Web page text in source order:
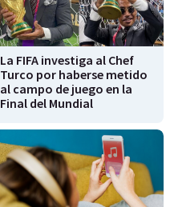
La FIFA investiga al Chef
Turco por haberse metido
al campo de juego en la
Final del Mundial